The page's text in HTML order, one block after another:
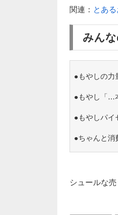
関連： とあ
みん
●もやしの力
●もやし「…
●もやしパイ
●ちゃんと消
シュールな